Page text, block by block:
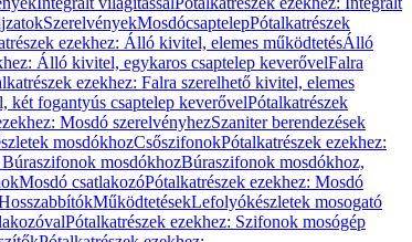
SzerelvényekMosdócsaptelepPótalkatrészek
ezekhez: Álló kivitel, elemes működtetésÁlló
Álló kivitel, egykaros csaptelep keverővelFalra
ezekhez: Falra szerelhető kivitel, elemes
két fogantyús csaptelep keverővelPótalkatrészek
Mosdó szerelvényhezSzaniter berendezések
mosdókhozCsőszifonokPótalkatrészek ezekhez:
mosdókhozBúraszifonok mosdókhoz,
Mosdó csatlakozóPótalkatrészek ezekhez: Mosdó
MűködtetésekLefolyókészletek mosogató
Pótalkatrészek ezekhez: Szifonok mosógép